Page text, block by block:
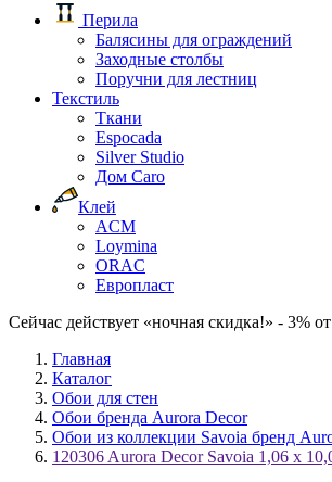
Перила
Балясины для ограждений
Заходные столбы
Поручни для лестниц
Текстиль
Ткани
Espocada
Silver Studio
Дом Caro
Клей
ACM
Loymina
ORAC
Европласт
Сейчас действует «ночная скидка!» - 3%
Главная
Каталог
Обои для стен
Обои бренда Aurora Decor
Обои из коллекции Savoia бренд
120306 Aurora Decor Savoia 1,06 х